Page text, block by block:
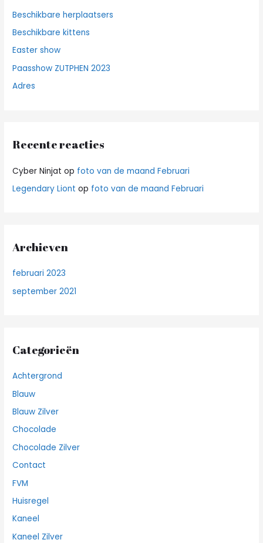
Beschikbare herplaatsers
Beschikbare kittens
Easter show
Paasshow ZUTPHEN 2023
Adres
Recente reacties
Cyber Ninjat op foto van de maand Februari
Legendary Liont op foto van de maand Februari
Archieven
februari 2023
september 2021
Categorieën
Achtergrond
Blauw
Blauw Zilver
Chocolade
Chocolade Zilver
Contact
FVM
Huisregel
Kaneel
Kaneel Zilver